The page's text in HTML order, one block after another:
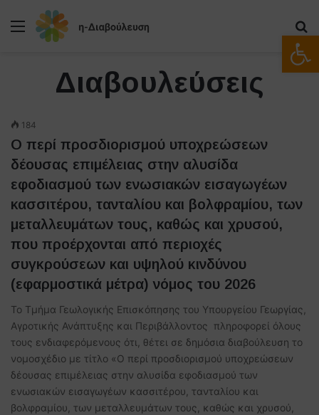
Μενού
Διαβουλεύσεις
184
Ο περί προσδιορισμού υποχρεώσεων
δέουσας επιμέλειας στην αλυσίδα
εφοδιασμού των ενωσιακών εισαγωγέων
κασσιτέρου, τανταλίου και βολφραμίου, των
μεταλλευμάτων τους, καθώς και χρυσού,
που προέρχονται από περιοχές
συγκρούσεων και υψηλού κινδύνου
(εφαρμοστικά μέτρα) νόμος του 2026
Το Τμήμα Γεωλογικής Επισκόπησης του Υπουργείου Γεωργίας,
Αγροτικής Ανάπτυξης και Περιβάλλοντος πληροφορεί όλους
τους ενδιαφερόμενους ότι, θέτει σε δημόσια διαβούλευση το
νομοσχέδιο με τίτλο «Ο περί προσδιορισμού υποχρεώσεων
δέουσας επιμέλειας στην αλυσίδα εφοδιασμού των
ενωσιακών εισαγωγέων κασσιτέρου, τανταλίου και
βολφραμίου, των μεταλλευμάτων τους, καθώς και χρυσού,